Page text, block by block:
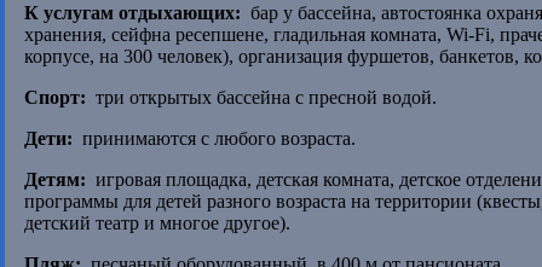
К услугам отдыхающих: бар у бассейна, автостоянка
хранения, сейфна ресепшене, гладильная комната, Wi-Fi,
корпусе, на 300 человек), организация фуршетов, банкетов,
Спорт: три открытых бассейна с пресной водой.
Дети: принимаются с любого возраста.
Детям: игровая площадка, детская комната, детское
программы для детей разного возраста на территории
детский театр и многое другое).